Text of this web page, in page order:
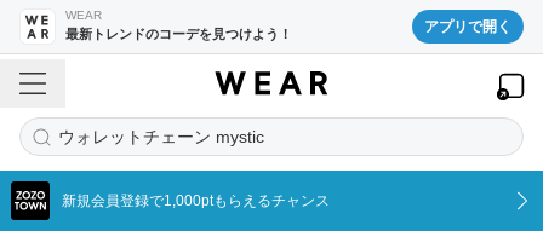
WEAR
最新トレンドのコーデを見つけよう！ アプリで開く
ウォレットチェーン mystic
新規会員登録で1,000ptもらえるチャンス